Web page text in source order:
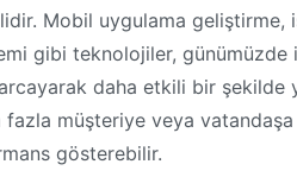
Mobil uygulama geliştirme, iş
gibi teknolojiler,
daha etkili bir şekilde
müşteriye veya
gösterebilir.